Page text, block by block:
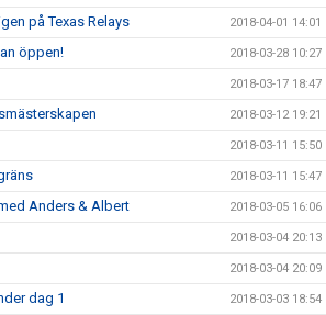
på Texas Relays 2018-04-01 14:01
öppen! 2018-03-28 10:27
2018-03-17 18:47
2018-03-12 19:21
2018-03-11 15:50
2018-03-11 15:47
Anders & Albert 2018-03-05 16:06
2018-03-04 20:13
2018-03-04 20:09
dag 1 2018-03-03 18:54